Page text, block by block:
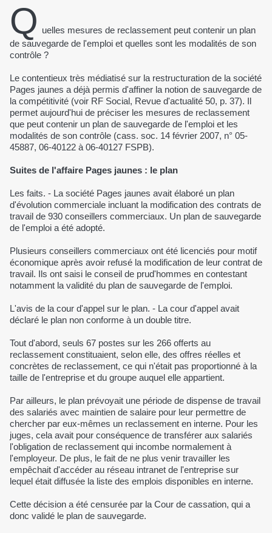
Q uelles mesures de reclassement peut contenir un plan
de sauvegarde de l'emploi et quelles sont les modalités de son
contrôle ?
Le contentieux très médiatisé sur la restructuration de la société
Pages jaunes a déjà permis d'affiner la notion de sauvegarde de
la compétitivité (voir RF Social, Revue d'actualité 50, p. 37). Il
permet aujourd'hui de préciser les mesures de reclassement
que peut contenir un plan de sauvegarde de l'emploi et les
modalités de son contrôle (cass. soc. 14 février 2007, n° 05-
45887, 06-40122 à 06-40127 FSPB).
Suites de l'affaire Pages jaunes : le plan
Les faits. - La société Pages jaunes avait élaboré un plan
d'évolution commerciale incluant la modification des contrats de
travail de 930 conseillers commerciaux. Un plan de sauvegarde
de l'emploi a été adopté.
Plusieurs conseillers commerciaux ont été licenciés pour motif
économique après avoir refusé la modification de leur contrat de
travail. Ils ont saisi le conseil de prud'hommes en contestant
notamment la validité du plan de sauvegarde de l'emploi.
L'avis de la cour d'appel sur le plan. - La cour d'appel avait
déclaré le plan non conforme à un double titre.
Tout d'abord, seuls 67 postes sur les 266 offerts au
reclassement constituaient, selon elle, des offres réelles et
concrètes de reclassement, ce qui n'était pas proportionné à la
taille de l'entreprise et du groupe auquel elle appartient.
Par ailleurs, le plan prévoyait une période de dispense de travail
des salariés avec maintien de salaire pour leur permettre de
chercher par eux-mêmes un reclassement en interne. Pour les
juges, cela avait pour conséquence de transférer aux salariés
l'obligation de reclassement qui incombe normalement à
l'employeur. De plus, le fait de ne plus venir travailler les
empêchait d'accéder au réseau intranet de l'entreprise sur
lequel était diffusée la liste des emplois disponibles en interne.
Cette décision a été censurée par la Cour de cassation, qui a
donc validé le plan de sauvegarde.